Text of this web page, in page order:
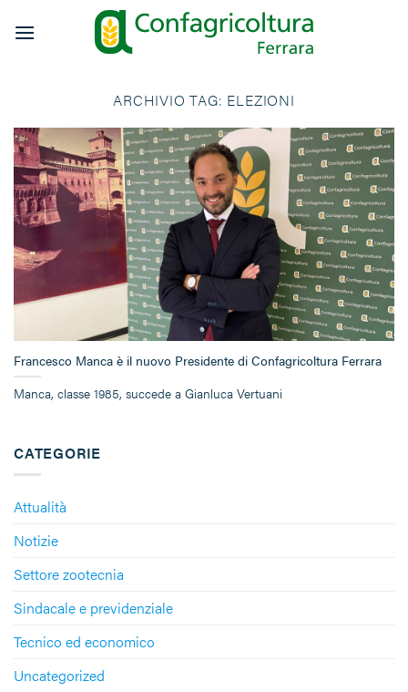
ARCHIVIO TAG: ELEZIONI
CATEGORIE
Attualità
Notizie
Settore zootecnia
Sindacale e previdenziale
Tecnico ed economico
Uncategorized
Francesco Manca è il nuovo Presidente di Confagricoltura Ferrara
Manca, classe 1985, succede a Gianluca Vertuani